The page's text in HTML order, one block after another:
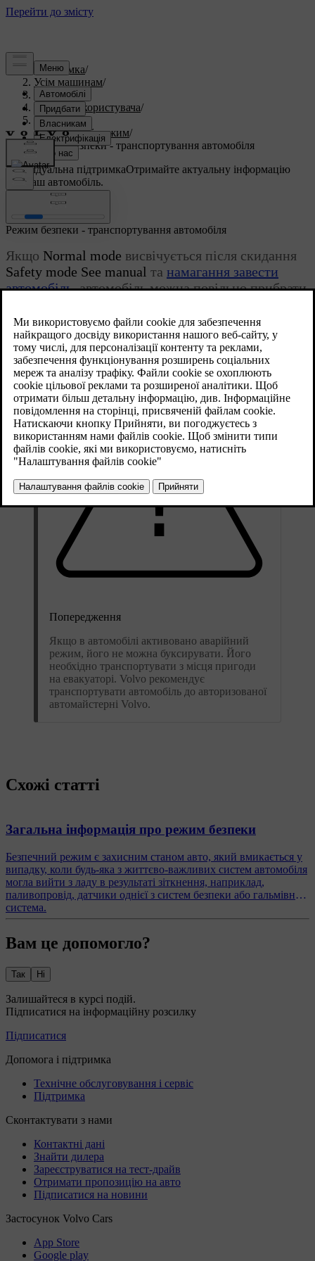
Підтримка/
Усім машинам/
S60 2015/
Посібник користувача/
Безпека/
Аварійний режим/
Режим безпеки - транспортування автомобіля
Індивідуальна підтримкаОтримайте актуальну інформацію
про ваш автомобіль.
Оновлено 08.06.2023
Режим безпеки - транспортування автомобіля
Якщо Normal mode висвічується після скидання
Safety mode See manual та намагання завести
автомобіль, автомобіль можна повільно прибрати
Не переїздіть на автомобілі далі, ніж це необхідно.
Попередження
Якщо в автомобілі активовано аварійний
режим, його не можна буксирувати. Його
необхідно транспортувати з місця пригоди
на евакуаторі. Volvo рекомендує
транспортувати автомобіль до авторизованої
автомайстерні Volvo.
Схожі статті
Загальна інформація про режим безпеки
Безпечний режим є захисним станом авто, який вмикається у
випадку, коли будь-яка з життєво-важливих систем автомобіля
могла вийти з ладу в результаті зіткнення, наприклад,
паливопровід, датчики однієї з систем безпеки або гальмівна
система.
Вам це допомогло?
Так Ні